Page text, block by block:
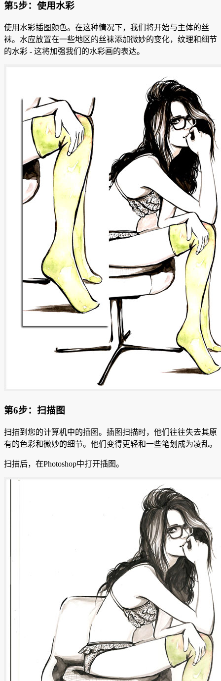
第5步：使用水彩
使用水彩插图颜色。 在这种情况下，我们将开始与主体的丝
袜。 水应放置在一些地区的丝袜添加微妙的变化，纹理和细节
的水彩 - 这将加强我们的水彩画的表达。
第6步：扫描图
扫描到您的计算机中的插图。 插图扫描时，他们往往失去其原
有的色彩和微妙的细节。 他们变得更轻和一些笔划成为凌乱。
扫描后，在Photoshop中打开插图。